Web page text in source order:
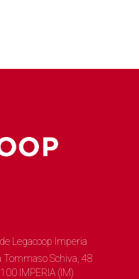
Legacoop Imperia
Tommaso Schiva, 48
IMPERIA (IM)